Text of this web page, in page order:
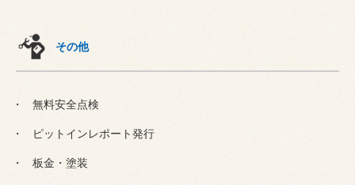
その他
無料安全点検
ピットインレポート発行
板金・塗装